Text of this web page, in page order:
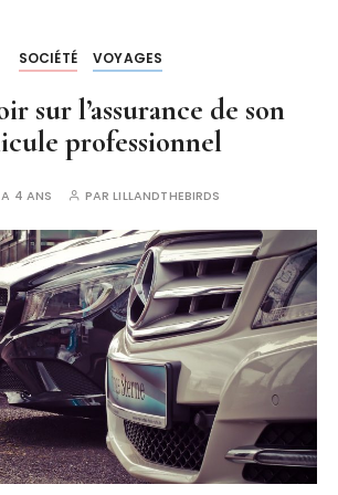
SOCIÉTÉ VOYAGES
sur l’assurance de son
professionnel
A 4 ANS PARLILLANDTHEBIRDS